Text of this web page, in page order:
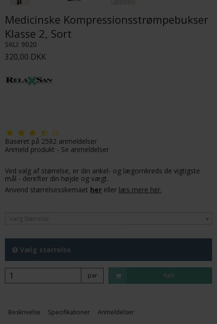
Medicinske Kompressionsstrømpebukser
Klasse 2, Sort
SKU: 9020
320,00 DKK
Baseret på 2582 anmeldelser
Anmeld produkt - Se anmeldelser
Ved valg af størrelse, er din ankel- og lægomkreds de vigtigste
mål - derefter din højde og vægt.
Anvend størrelsesskemaet her eller læs mere her.
Vælg Størrelse
Vælg størrelse
par Køb
Beskrivelse Specifikationer Anmeldelser